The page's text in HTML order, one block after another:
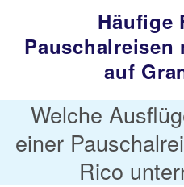
Häufige
Pauschalreisen
auf
Welche
einer
Rico